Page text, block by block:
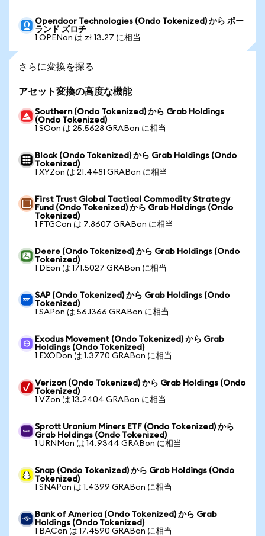
Opendoor Technologies (Ondo Tokenized) から ポー
ランド ズロチ
1 OPENon は zł 13.27 に相当
さらに変換を探る
アセット変換の高度な機能
Southern (Ondo Tokenized) から Grab Holdings
(Ondo Tokenized)
1 SOon は 25.5628 GRABon に相当
Block (Ondo Tokenized) から Grab Holdings (Ondo
Tokenized)
1 XYZon は 21.4481 GRABon に相当
First Trust Global Tactical Commodity Strategy
Fund (Ondo Tokenized) から Grab Holdings (Ondo
Tokenized)
1 FTGCon は 7.8607 GRABon に相当
Deere (Ondo Tokenized) から Grab Holdings (Ondo
Tokenized)
1 DEon は 171.5027 GRABon に相当
SAP (Ondo Tokenized) から Grab Holdings (Ondo
Tokenized)
1 SAPon は 56.1366 GRABon に相当
Exodus Movement (Ondo Tokenized) から Grab
Holdings (Ondo Tokenized)
1 EXODon は 1.3770 GRABon に相当
Verizon (Ondo Tokenized) から Grab Holdings (Ondo
Tokenized)
1 VZon は 13.2404 GRABon に相当
Sprott Uranium Miners ETF (Ondo Tokenized) から
Grab Holdings (Ondo Tokenized)
1 URNMon は 14.9344 GRABon に相当
Snap (Ondo Tokenized) から Grab Holdings (Ondo
Tokenized)
1 SNAPon は 1.4399 GRABon に相当
Bank of America (Ondo Tokenized) から Grab
Holdings (Ondo Tokenized)
1 BACon は 17.4590 GRABon に相当